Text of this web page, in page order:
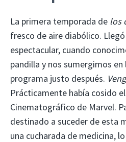
La primera temporada de los
fresco de aire diabólico.
espectacular, cuando
pandilla y nos sumergimos
programa justo después.
Prácticamente había cosido
Cinematográfico de Marvel.
destinado a suceder de esta
una cucharada de medicina,